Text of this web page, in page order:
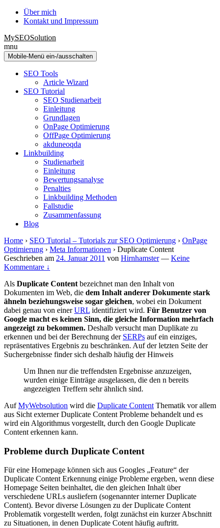
Zum
Inhalt
Zum
Hauptmenü
Über mich
Kontakt und Impressum
MySEOSolution
mnu
Mobile-Menü ein-/ausschalten
SEO Tools
Article Wizard
SEO Tutorial
SEO Studienarbeit
Einleitung
Grundlagen
OnPage Optimierung
OffPage Optimierung
akduneoqda
Linkbuilding
Studienarbeit
Einleitung
Bewertungsanalyse
Penalties
Linkbuilding Methoden
Fallstudie
Zusammenfassung
Blog
Home › SEO Tutorial – Tutorials zur SEO Optimierung › OnPage
Optimierung › Meta Informationen › Duplicate Content
Geschrieben am 24. Januar 2011 von Hirnhamster — Keine
Kommentare ↓
Als Duplicate Content bezeichnet man den Inhalt von
Dokumenten im Web, die dem Inhalt anderer Dokumente stark
ähneln beziehungsweise sogar gleichen, wobei ein Dokument
dabei genau von einerURL identifiziert wird. Für Benutzer von
Google macht es keinen Sinn, die gleiche Information mehrfach
angezeigt zu bekommen. Deshalb versucht man Duplikate zu
erkennen und bei der Berechnung der SERPs auf ein einziges,
repräsentatives Ergebnis zu beschränken. Auf der letzten Seite der
Suchergebnisse finder sich deshalb häufig der Hinweis
Um Ihnen nur die treffendsten Ergebnisse anzuzeigen,
wurden einige Einträge ausgelassen, die den n bereits
angezeigten Treffern sehr ähnlich sind.
AufMyWebsolution wird die Duplicate Content Thematik vor allem
aus Sicht externer Duplicate Content Probleme behandelt und es
wird ein Algorithmus vorgestellt, durch den Google Duplicate
Content erkennen kann.
Probleme durch Duplicate Content
Für eine Homepage können sich aus Googles „Feature“ der
Duplicate Content Erkennung einige Probleme ergeben, wenn diese
Homepage Seiten beinhaltet, die den gleichen Inhalt über
verschiedene URLs ausliefern (sogenannter interner Duplicate
Content). Bevor diverse Lösungen zu der Duplicate Content
Problematik vorgestellt werden, folgt zunächst ein kurzer Abschnitt
zu Situationen, in denen Duplicate Cotent häufig auftritt.